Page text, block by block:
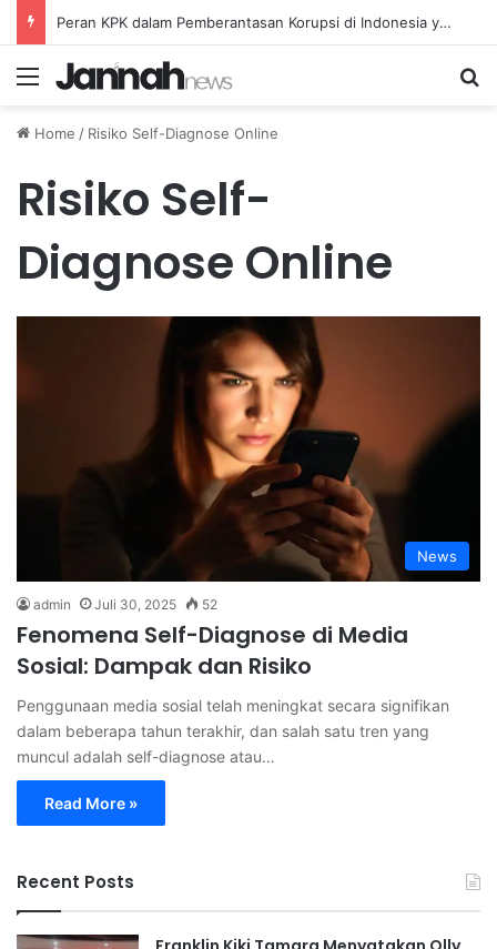
Peran KPK dalam Pemberantasan Korupsi di Indonesia yang Efektif dan Terukur
Menu
Home / Risiko Self-Diagnose Online
Risiko Self-
Diagnose Online
News
admin Juli 30, 2025 52
Fenomena Self-Diagnose di Media
Sosial: Dampak dan Risiko
Penggunaan media sosial telah meningkat secara signifikan
dalam beberapa tahun terakhir, dan salah satu tren yang
muncul adalah self-diagnose atau…
Read More »
Recent Posts